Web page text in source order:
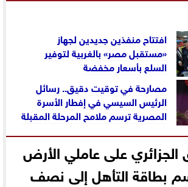
افتتاح منفذين جديدين لجهاز
«مستقبل مصر» بالغربية لتوفير
السلع بأسعار مخفضة
مصارحة في توقيت دقيق.. رسائل
الرئيس السيسي في إفطار الأسرة
المصرية ترسم ملامح المرحلة المقبلة
الجزائري على عاملي الأرض
بطاقة التأهل إلى نصف